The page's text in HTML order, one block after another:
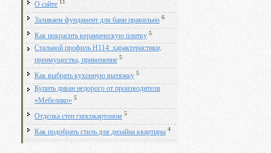
О сайте 11
Заливаем фундамент для бани правильно 6
Как покрасить керамическую плитку 5
Стальной профиль Н114: характеристики,
преимущества, применение 5
Как выбрать кухонную вытяжку 5
Купить диван недорого от производителя
«Мебелико» 5
Отделка стен гипсокартоном 5
Как подобрать стиль для дизайна квартиры 4